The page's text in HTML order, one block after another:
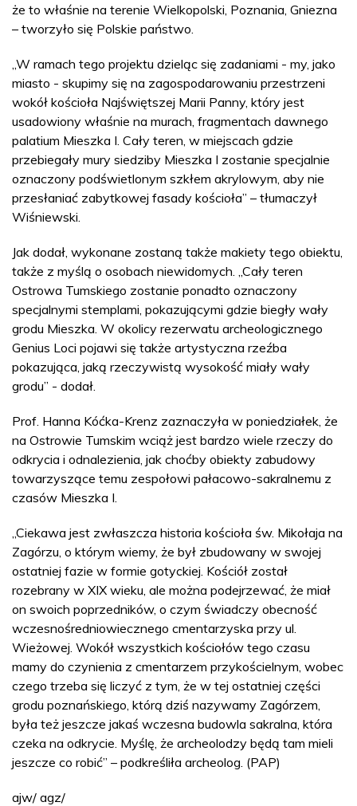
że to właśnie na terenie Wielkopolski, Poznania, Gniezna
– tworzyło się Polskie państwo.
„W ramach tego projektu dzieląc się zadaniami - my, jako
miasto - skupimy się na zagospodarowaniu przestrzeni
wokół kościoła Najświętszej Marii Panny, który jest
usadowiony właśnie na murach, fragmentach dawnego
palatium Mieszka I. Cały teren, w miejscach gdzie
przebiegały mury siedziby Mieszka I zostanie specjalnie
oznaczony podświetlonym szkłem akrylowym, aby nie
przesłaniać zabytkowej fasady kościoła” – tłumaczył
Wiśniewski.
Jak dodał, wykonane zostaną także makiety tego obiektu,
także z myślą o osobach niewidomych. „Cały teren
Ostrowa Tumskiego zostanie ponadto oznaczony
specjalnymi stemplami, pokazującymi gdzie biegły wały
grodu Mieszka. W okolicy rezerwatu archeologicznego
Genius Loci pojawi się także artystyczna rzeźba
pokazująca, jaką rzeczywistą wysokość miały wały
grodu” - dodał.
Prof. Hanna Kóćka-Krenz zaznaczyła w poniedziałek, że
na Ostrowie Tumskim wciąż jest bardzo wiele rzeczy do
odkrycia i odnalezienia, jak choćby obiekty zabudowy
towarzyszące temu zespołowi pałacowo-sakralnemu z
czasów Mieszka I.
„Ciekawa jest zwłaszcza historia kościoła św. Mikołaja na
Zagórzu, o którym wiemy, że był zbudowany w swojej
ostatniej fazie w formie gotyckiej. Kościół został
rozebrany w XIX wieku, ale można podejrzewać, że miał
on swoich poprzedników, o czym świadczy obecność
wczesnośredniowiecznego cmentarzyska przy ul.
Wieżowej. Wokół wszystkich kościołów tego czasu
mamy do czynienia z cmentarzem przykościelnym, wobec
czego trzeba się liczyć z tym, że w tej ostatniej części
grodu poznańskiego, którą dziś nazywamy Zagórzem,
była też jeszcze jakaś wczesna budowla sakralna, która
czeka na odkrycie. Myślę, że archeolodzy będą tam mieli
jeszcze co robić” – podkreśliła archeolog. (PAP)
ajw/ agz/